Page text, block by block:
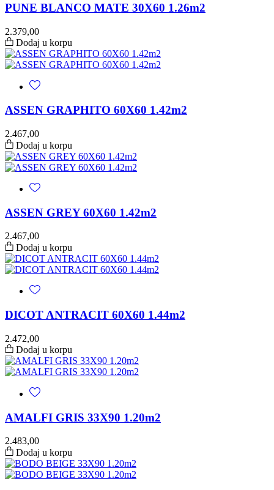
PUNE BLANCO MATE 30X60 1.26m2
2.379,00
Dodaj u korpu
ASSEN GRAPHITO 60X60 1.42m2
2.467,00
Dodaj u korpu
ASSEN GREY 60X60 1.42m2
2.467,00
Dodaj u korpu
DICOT ANTRACIT 60X60 1.44m2
2.472,00
Dodaj u korpu
AMALFI GRIS 33X90 1.20m2
2.483,00
Dodaj u korpu